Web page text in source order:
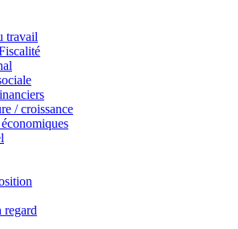
travail
/ croissance
regard